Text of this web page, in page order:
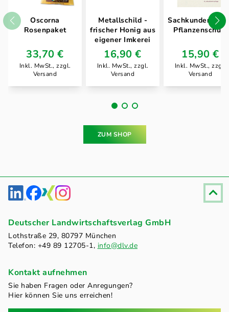
Oscorna
Rosenpaket
33,70 €
Inkl. MwSt., zzgl.
Versand
Metallschild -
frischer Honig aus
eigener Imkerei
16,90 €
Inkl. MwSt., zzgl.
Versand
Pflanzenschutz
15,90 €
Inkl. MwSt., zzgl.
Versand
ZUM SHOP
Fußzeile
Deutscher Landwirtschaftsverlag GmbH
Lothstraße 29, 80797 München
Telefon: +49 89 12705-1, info@dlv.de
Kontakt aufnehmen
Sie haben Fragen oder Anregungen?
Hier können Sie uns erreichen!